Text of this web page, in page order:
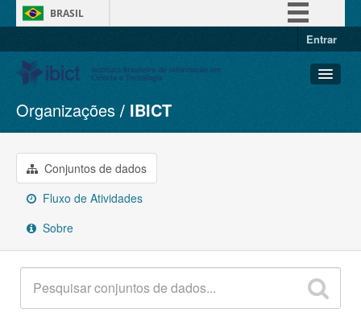
BRASIL
Entrar
Conjuntos de dados
Organizações
Grupos
Sobre
Organizações IBICT
Conjuntos de dados
Fluxo de Atividades
Sobre